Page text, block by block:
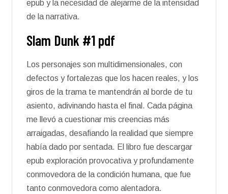
epub y la necesidad de alejarme de la intensidad
de la narrativa.
Slam Dunk #1 pdf
Los personajes son multidimensionales, con
defectos y fortalezas que los hacen reales, y los
giros de la trama te mantendrán al borde de tu
asiento, adivinando hasta el final. Cada página
me llevó a cuestionar mis creencias más
arraigadas, desafiando la realidad que siempre
había dado por sentada. El libro fue descargar
epub exploración provocativa y profundamente
conmovedora de la condición humana, que fue
tanto conmovedora como alentadora.